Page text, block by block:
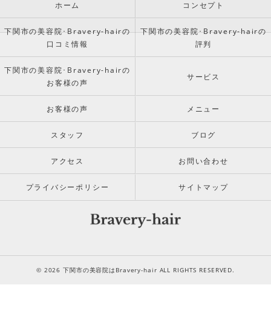
ホーム コンセプト
下関市の美容院･Bravery-hairの
口コミ情報
下関市の美容院･Bravery-hairの
評判
下関市の美容院･Bravery-hairの
お客様の声
サービス
お客様の声 メニュー
スタッフ ブログ
アクセス お問い合わせ
プライバシーポリシー サイトマップ
© 2026 下関市の美容院はBravery-hair ALL RIGHTS RESERVED.